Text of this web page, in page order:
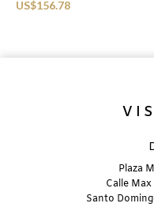
US$156.78
Plaza
Calle
Santo